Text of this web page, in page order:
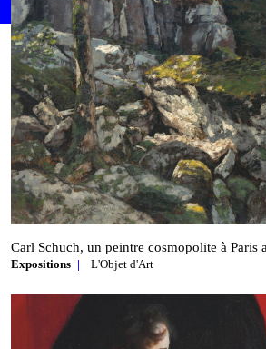
Carl Schuch, un peintre cosmopolite à Paris
Expositions L'Objet d'Art